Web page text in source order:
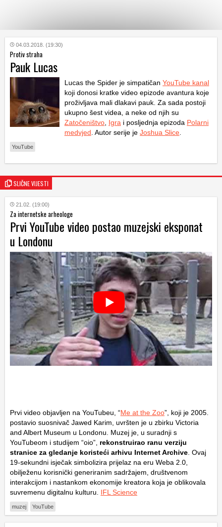
KATEGORIJE
HRVATSKI
WEB
04.03.2018. (19:30)
Protiv straha
Pauk Lucas
Lucas the Spider je simpatičan YouTube kanal
koji donosi kratke video epizode avantura koje
proživljava mali dlakavi pauk. Za sada postoji
ukupno šest videa, a neke od njih su
Zatočeništvo Igra i posljednja epizoda Polarni
medvjed . Autor serije je Joshua Slice
YouTube
SLIČNE VIJESTI
21.02. (19:00)
Za internetske arheologe
Prvi YouTube video postao muzejski eksponat
u Londonu
Prvi video objavljen na YouTubeu, “Me at the Zoo”, koji je 2005.
postavio suosnivač Jawed Karim, uvršten je u zbirku Victoria
and Albert Museum u Londonu. Muzej je, u suradnji s
YouTubeom i studijem “oio”, rekonstruirao ranu verziju
stranice za gledanje koristeći arhivu Internet Archive . Ovaj
19-sekundni isječak simbolizira prijelaz na eru Weba 2.0,
obilježenu korisnički generiranim sadržajem, društvenom
interakcijom i nastankom ekonomije kreatora koja je oblikovala
suvremenu digitalnu kulturu. IFL Science
muzej YouTube